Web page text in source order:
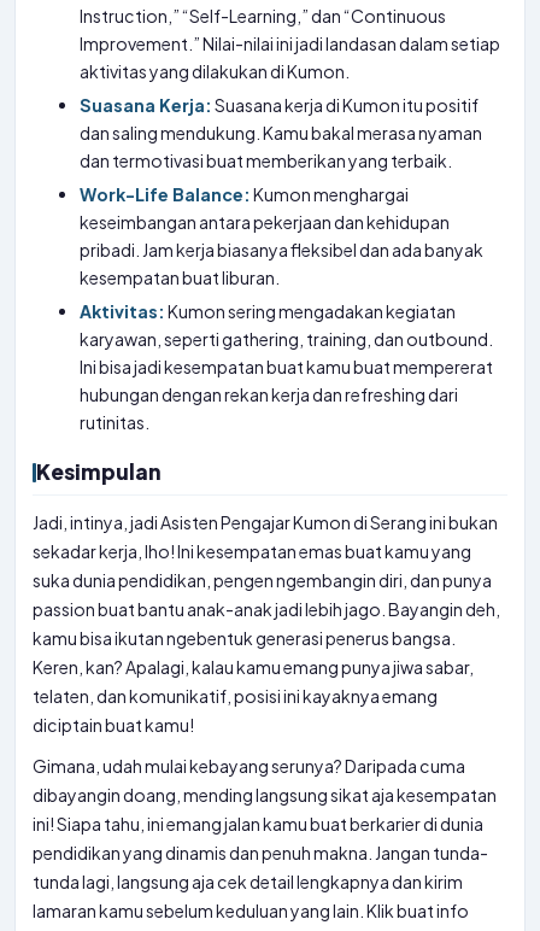
Instruction,” “Self-Learning,” dan “Continuous
Improvement.” Nilai-nilai ini jadi landasan dalam setiap
aktivitas yang dilakukan di Kumon.
Suasana Kerja: Suasana kerja di Kumon itu positif
dan saling mendukung. Kamu bakal merasa nyaman
dan termotivasi buat memberikan yang terbaik.
Work-Life Balance: Kumon menghargai
keseimbangan antara pekerjaan dan kehidupan
pribadi. Jam kerja biasanya fleksibel dan ada banyak
kesempatan buat liburan.
Aktivitas: Kumon sering mengadakan kegiatan
karyawan, seperti gathering, training, dan outbound.
Ini bisa jadi kesempatan buat kamu buat mempererat
hubungan dengan rekan kerja dan refreshing dari
rutinitas.
Kesimpulan
Jadi, intinya, jadi Asisten Pengajar Kumon di Serang ini bukan
sekadar kerja, lho! Ini kesempatan emas buat kamu yang
suka dunia pendidikan, pengen ngembangin diri, dan punya
passion buat bantu anak-anak jadi lebih jago. Bayangin deh,
kamu bisa ikutan ngebentuk generasi penerus bangsa.
Keren, kan? Apalagi, kalau kamu emang punya jiwa sabar,
telaten, dan komunikatif, posisi ini kayaknya emang
diciptain buat kamu!
Gimana, udah mulai kebayang serunya? Daripada cuma
dibayangin doang, mending langsung sikat aja kesempatan
ini! Siapa tahu, ini emang jalan kamu buat berkarier di dunia
pendidikan yang dinamis dan penuh makna. Jangan tunda-
tunda lagi, langsung aja cek detail lengkapnya dan kirim
lamaran kamu sebelum keduluan yang lain. Klik buat info